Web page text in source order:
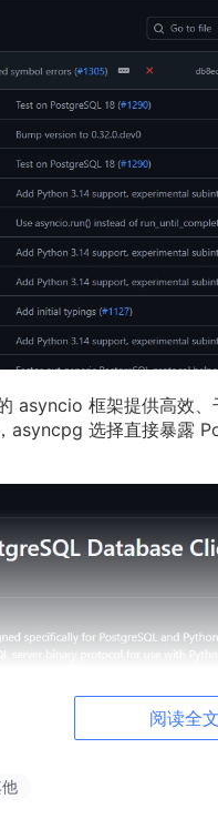
asyncio 框架提供高效
asyncpg 选择直接暴露
阅读全文